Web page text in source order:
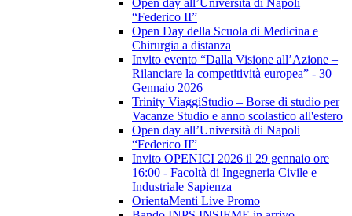
Open day all’Università di Napoli
“Federico II”
Open Day della Scuola di Medicina e
Chirurgia a distanza
Invito evento “Dalla Visione all’Azione –
Rilanciare la competitività europea” - 30
Gennaio 2026
Trinity ViaggiStudio – Borse di studio per
Vacanze Studio e anno scolastico all'estero
Open day all’Università di Napoli
“Federico II”
Invito OPENICI 2026 il 29 gennaio ore
16:00 - Facoltà di Ingegneria Civile e
Industriale Sapienza
OrientaMenti Live Promo